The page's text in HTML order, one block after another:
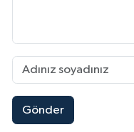
Gönder